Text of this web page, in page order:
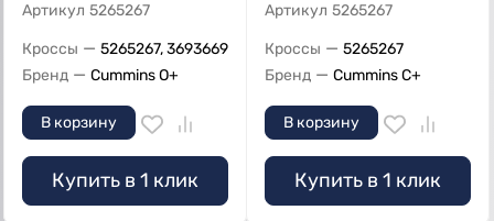
Артикул 5265267
Кроссы — 5265267, 3693669
Бренд — Cummins O+
В корзину
Купить в 1 клик
Артикул 5265267
Кроссы — 5265267
Бренд — Cummins C+
В корзину
Купить в 1 клик